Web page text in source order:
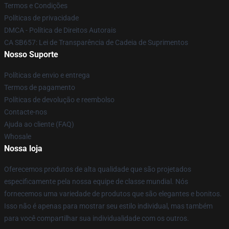
Termos e Condições
Políticas de privacidade
DMCA - Política de Direitos Autorais
CA SB657: Lei de Transparência de Cadeia de Suprimentos
Nosso Suporte
Políticas de envio e entrega
Termos de pagamento
Políticas de devolução e reembolso
Contacte-nos
Ajuda ao cliente (FAQ)
Whosale
Nossa loja
Oferecemos produtos de alta qualidade que são projetados
especificamente pela nossa equipe de classe mundial. Nós
fornecemos uma variedade de produtos que são elegantes e bonitos.
Isso não é apenas para mostrar seu estilo individual, mas também
para você compartilhar sua individualidade com os outros.